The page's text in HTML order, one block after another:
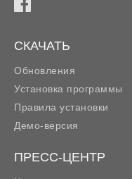
СКАЧАТЬ
Обновления
Установка программы
Правила установки
Демо-версия
ПРЕСС-ЦЕНТР